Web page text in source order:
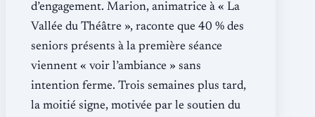
d’engagement. Marion, animatrice à « La
Vallée du Théâtre », raconte que 40 % des
seniors présents à la première séance
viennent « voir l’ambiance » sans
intention ferme. Trois semaines plus tard,
la moitié signe, motivée par le soutien du